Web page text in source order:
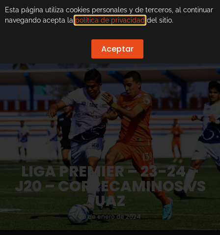
LIGA PREMIER – 23-24 –
J20 – CORRECAMINOS VS
UAZ
26 de enero de 2024
Esta página utiliza cookies personales y de terceros, al continuar
navegando acepta la política de privacidad del sitio.
Aceptar